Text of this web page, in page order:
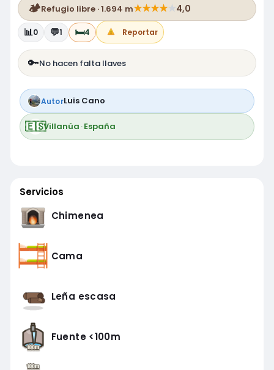
🏕️Refugio libre · 1.694 m★★★★★4,0
📊0 💬1 🛏️4 Reportar
🔑No hacen falta llaves
AutorLuis Cano
🇪🇸Villanúa ·España
Servicios
Chimenea
Cama
Leña escasa
Fuente <100m